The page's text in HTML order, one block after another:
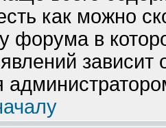
как можно
форума в
зависит